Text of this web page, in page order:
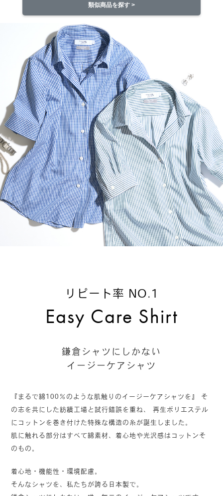
類似商品を探す >
リピート率 NO.1
Easy Care Shirt
鎌倉シャツにしかない
イージーケアシャツ
『まるで綿100％のような肌触りのイージーケアシャツを』
そ
の志を共にした紡績工場と試行錯誤を重ね、
再生ポリエステル
にコットンを巻き付けた特殊な構造の糸が誕生しました。
肌に触れる部分はすべて綿素材、着心地や光沢感はコットンそ
のもの。
着心地・機能性・環境配慮。
そんなシャツを、私たちが誇る日本製で。